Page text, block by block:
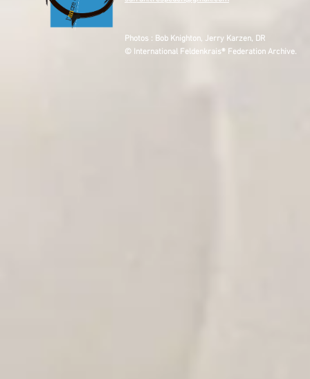
Photos : Bob Knighton, Jerry Karzen, DR
© International Feldenkrais® Federation Archive.